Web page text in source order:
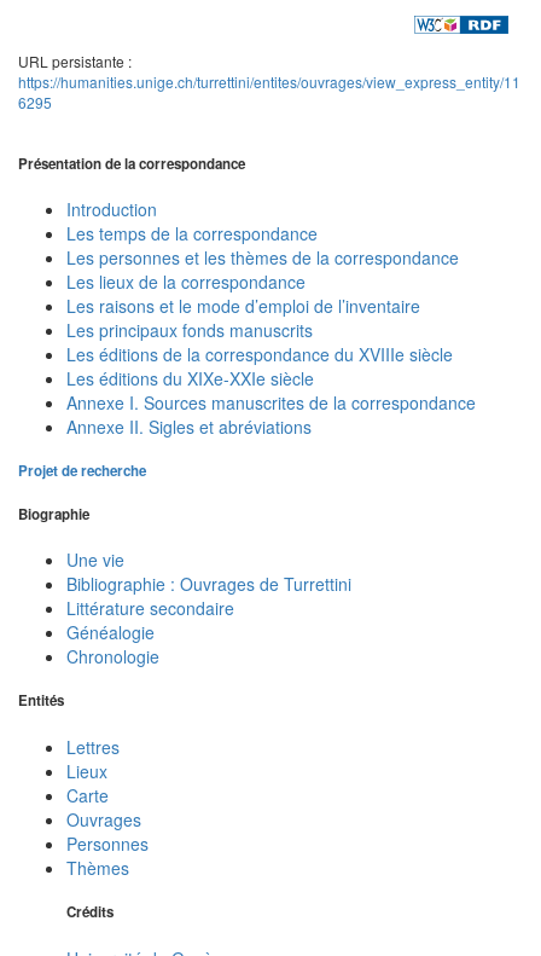
URL persistante :
https://humanities.unige.ch/turrettini/entites/ouvrages/view_express_entity/11
6295
Présentation de la correspondance
Introduction
Les temps de la correspondance
Les personnes et les thèmes de la correspondance
Les lieux de la correspondance
Les raisons et le mode d’emploi de l’inventaire
Les principaux fonds manuscrits
Les éditions de la correspondance du XVIIIe siècle
Les éditions du XIXe-XXIe siècle
Annexe I. Sources manuscrites de la correspondance
Annexe II. Sigles et abréviations
Projet de recherche
Biographie
Une vie
Bibliographie : Ouvrages de Turrettini
Littérature secondaire
Généalogie
Chronologie
Entités
Lettres
Lieux
Carte
Ouvrages
Personnes
Thèmes
Crédits